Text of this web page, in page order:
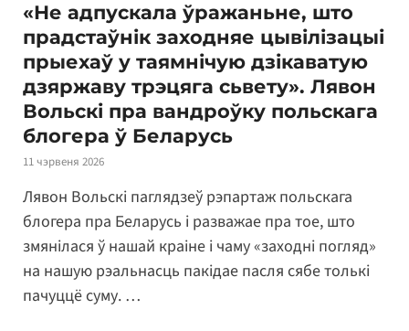
«Не адпускала ўражаньне, што
прадстаўнік заходняе цывілізацыі
прыехаў у таямнічую дзікаватую
дзяржаву трэцяга сьвету». Лявон
Вольскі пра вандроўку польскага
блогера ў Беларусь
11 чэрвеня 2026
Лявон Вольскі паглядзеў рэпартаж польскага
блогера пра Беларусь і разважае пра тое, што
змянілася ў нашай краіне і чаму «заходні погляд»
на нашую рэальнасць пакідае пасля сябе толькі
пачуццё суму. …